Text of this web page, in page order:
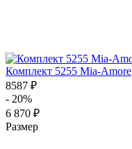
Комплект 5255 Mia-Amore
8587 ₽
- 20%
6 870 ₽
Размер